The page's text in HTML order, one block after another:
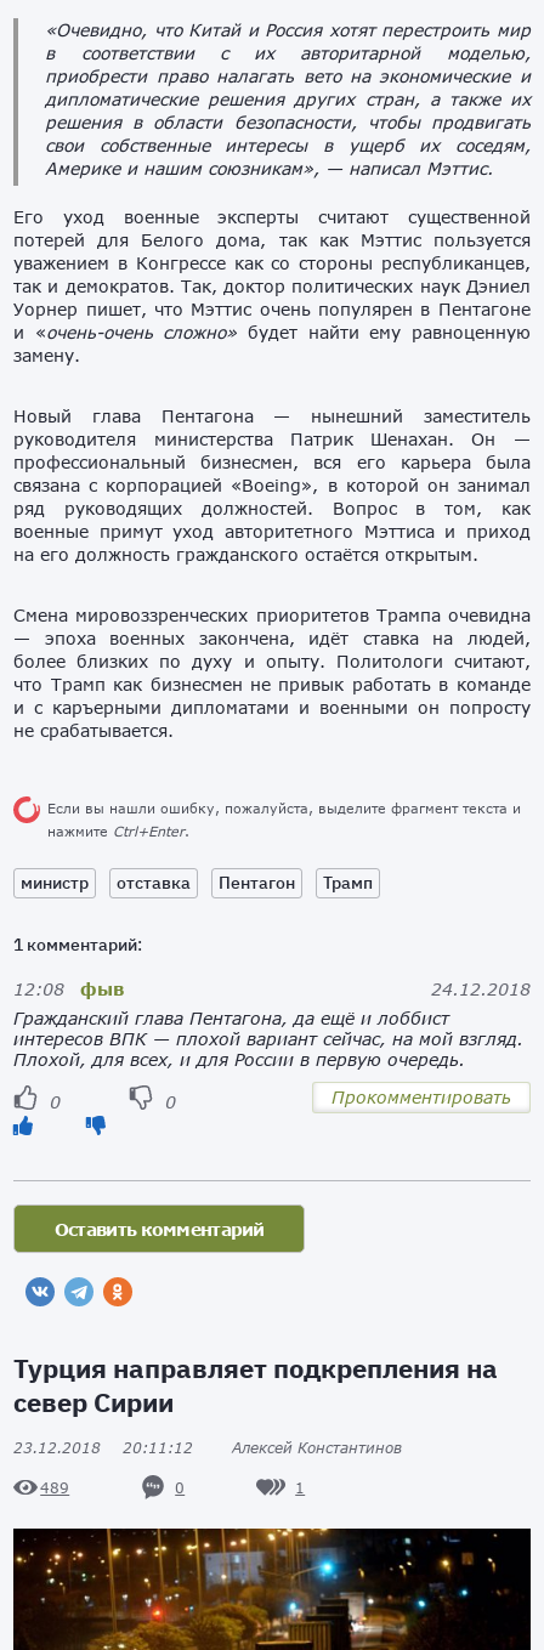
«Очевидно, что Китай и Россия хотят перестроить мир
в соответствии с их авторитарной моделью,
приобрести право налагать вето на экономические и
дипломатические решения других стран, а также их
решения в области безопасности, чтобы продвигать
свои собственные интересы в ущерб их соседям,
Америке и нашим союзникам», — написал Мэттис.
Его уход военные эксперты считают существенной
потерей для Белого дома, так как Мэттис пользуется
уважением в Конгрессе как со стороны республиканцев,
так и демократов. Так, доктор политических наук Дэниел
Уорнер пишет, что Мэттис очень популярен в Пентагоне
и «очень-очень сложно» будет найти ему равноценную
замену.
Новый глава Пентагона — нынешний заместитель
руководителя министерства Патрик Шенахан. Он —
профессиональный бизнесмен, вся его карьера была
связана с корпорацией «Boeing», в которой он занимал
ряд руководящих должностей. Вопрос в том, как
военные примут уход авторитетного Мэттиса и приход
на его должность гражданского остаётся открытым.
Смена мировоззренческих приоритетов Трампа очевидна
— эпоха военных закончена, идёт ставка на людей,
более близких по духу и опыту. Политологи считают,
что Трамп как бизнесмен не привык работать в команде
и с каръерными дипломатами и военными он попросту
не срабатывается.
Если вы нашли ошибку, пожалуйста, выделите фрагмент текста и
нажмите Ctrl+Enter.
министр отставка Пентагон Трамп
1 комментарий:
12:08 фыв
24.12.2018
Гражданский глава Пентагона, да ещё и лоббист
интересов ВПК — плохой вариант сейчас, на мой взгляд.
Плохой, для всех, и для России в первую очередь.
0 0 Прокомментировать
Турция направляет подкрепления на
север Сирии
23.12.2018 20:11:12 Алексей Константинов
489 0 1